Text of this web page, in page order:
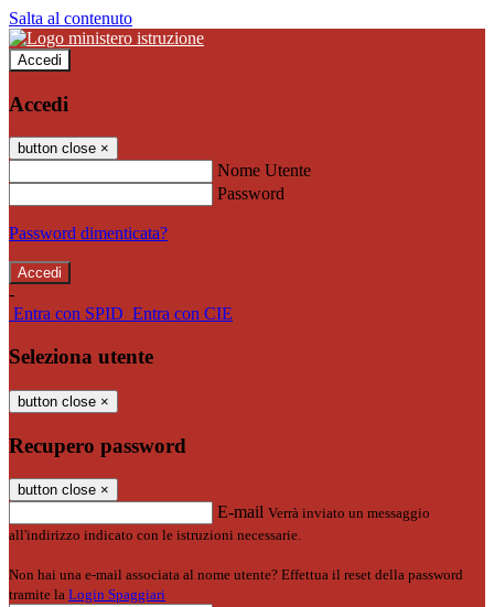
Salta al contenuto
Accedi
Accedi
button close ×
Nome Utente
Password
Password dimenticata?
-
Entra con SPID Entra con CIE
Seleziona utente
button close ×
Recupero password
button close ×
E-mail Verrà inviato un messaggio
all'indirizzo indicato con le istruzioni necessarie.
Non hai una e-mail associata al nome utente? Effettua il reset della password
tramite la Login Spaggiari